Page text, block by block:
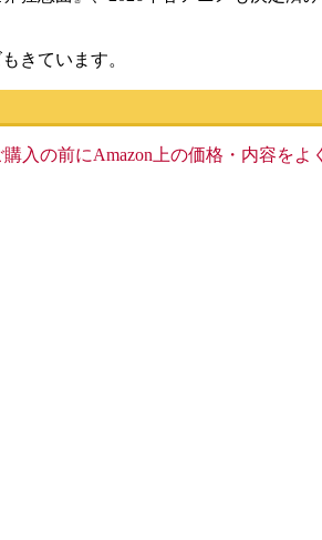
きています。
入の前にAmazon上の価格・内容をよ